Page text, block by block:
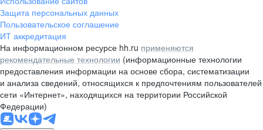
Защита персональных данных
Пользовательское соглашение
ИТ аккредитация
На информационном ресурсе hh.ru применяются
рекомендательные технологии (информационные технологии
предоставления информации на основе сбора, систематизации
и анализа сведений, относящихся к предпочтениям пользователей
сети «Интернет», находящихся на территории Российской
Федерации)